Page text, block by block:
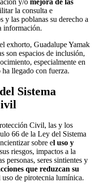
la consulta e
y las poblanas su derecho a
información.
exhorto, Guadalupe Yamak
son espacios de inclusión,
especialmente en
llegado con fuerza.
Sistema
Civil, las y los
66 de la Ley del Sistema
sobre el uso y
riesgos, impactos a la
personas, seres sintientes y
que reduzcan su
de pirotecnia lumínica.